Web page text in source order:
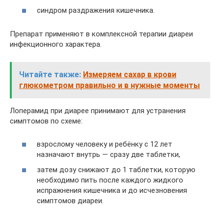
синдром раздражения кишечника.
Препарат применяют в комплексной терапии диареи
инфекционного характера.
Читайте также: Измеряем сахар в крови
глюкометром правильно и в нужные моменты
Лоперамид при диарее принимают для устранения
симптомов по схеме:
взрослому человеку и ребёнку с 12 лет
назначают внутрь — сразу две таблетки,
затем дозу снижают до 1 таблетки, которую
необходимо пить после каждого жидкого
испражнения кишечника и до исчезновения
симптомов диареи.